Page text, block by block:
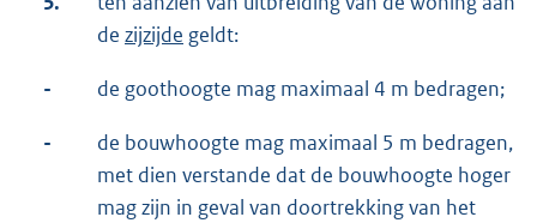
de zijzijde geldt:
- de goothoogte mag maximaal 4 m bedragen;
-
de bouwhoogte mag maximaal 5 m bedragen,
met dien verstande dat de bouwhoogte hoger
mag zijn in geval van doortrekking van het